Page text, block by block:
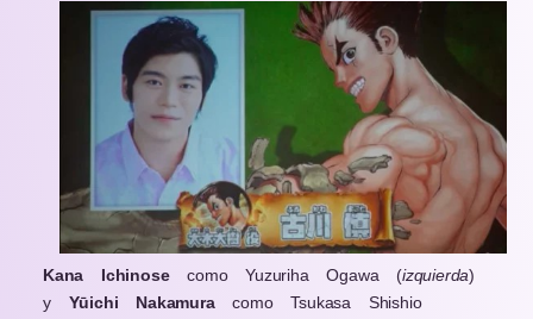
Kana Ichinosecomo Yuzuriha Ogawa (izquierda)
y Yūichi Nakamuracomo Tsukasa Shishio